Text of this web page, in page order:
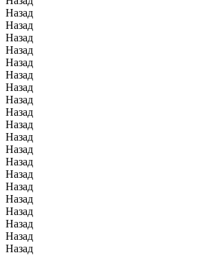
Назад
Назад
Назад
Назад
Назад
Назад
Назад
Назад
Назад
Назад
Назад
Назад
Назад
Назад
Назад
Назад
Назад
Назад
Назад
Назад